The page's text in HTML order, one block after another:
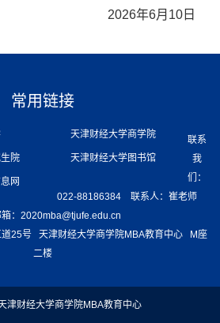
2026年6月10日
常用链接
天津财经大学商学院
院 天津财经大学图书馆
网
联系
我
们：
022-88186384 联系人：崔老师
箱：2020mba@tjufe.edu.cn
道25号 天津财经大学商学院MBA教育中心 M座
二楼
津财经大学商学院MBA教育中心